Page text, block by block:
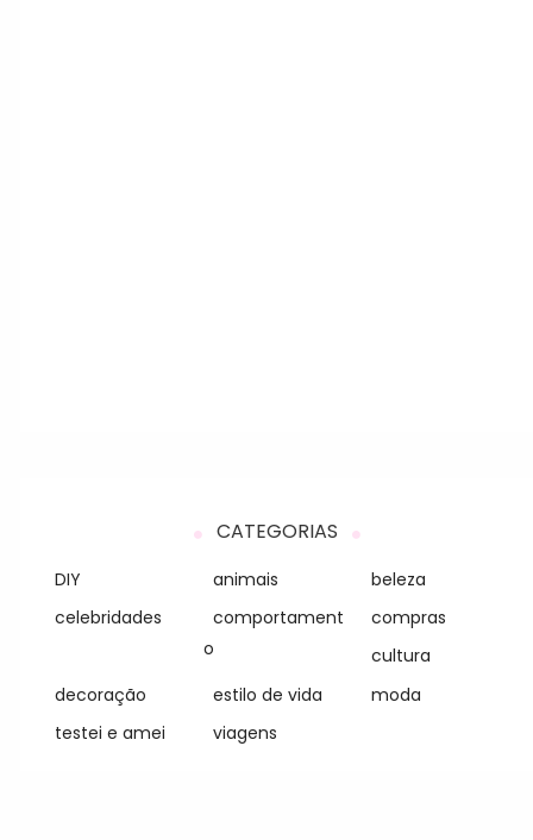
CATEGORIAS
DIY animais
beleza
celebridades
comportament
o
compras
cultura
decoração
estilo de vida
moda
testei e amei
viagens